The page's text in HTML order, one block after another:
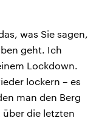
was Sie sagen,
geht. Ich
Lockdown.
lockern – es
man den Berg
die letzten